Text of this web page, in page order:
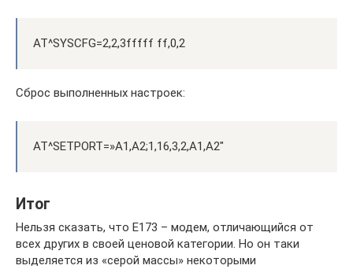
AT^SYSCFG=2,2,3fffff ff,0,2
Сброс выполненных настроек:
AT^SETPORT=»A1,A2;1,16,3,2,A1,A2″
Итог
Нельзя сказать, что E173 – модем, отличающийся от
всех других в своей ценовой категории. Но он таки
выделяется из «серой массы» некоторыми